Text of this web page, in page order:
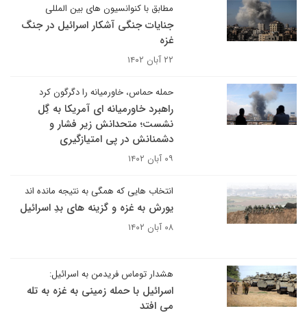
مطابق با کنوانسیون های بین المللی
جنایات جنگی آشکار اسرائیل در جنگ
غزه
۲۲ آبان ۱۴۰۲
حمله حماس، خاورمیانه را دگرگون کرد
راهبرد خاورمیانه ای آمریکا به گِل
نشست؛ متحدانش زیر فشار و
دشمنانش در پی امتیازگیری
۰۹ آبان ۱۴۰۲
انتخاب هایی که همگی به نتیجه مانده اند
یورش به غزه و گزینه های بدِ اسرائیل
۰۸ آبان ۱۴۰۲
هشدار توماس فریدمن به اسرائیل:
اسرائیل با حمله زمینی به غزه به تله
می افتد